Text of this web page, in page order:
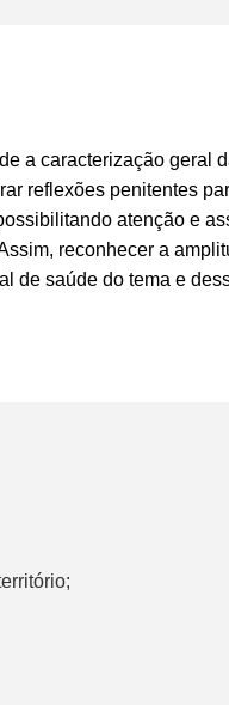
a caracterização geral
reflexões penitentes
atenção e
reconhecer a
de saúde do tema e